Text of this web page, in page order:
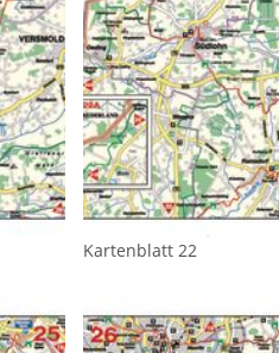
Kartenblatt 22